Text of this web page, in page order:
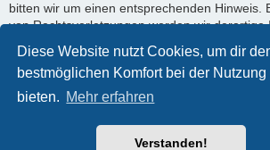
Diese Website nutzt Cookies, um dir
bestmöglichen Komfort bei der Nutzung
bieten. Mehr erfahren
Verstanden!
bitten wir um einen entsprechenden Hinweis.
von Rechtsverletzungen werden wir derartige
Quelle:https://www.e-recht24.de/impressum-
Powered byphpBB® Forum Software ©